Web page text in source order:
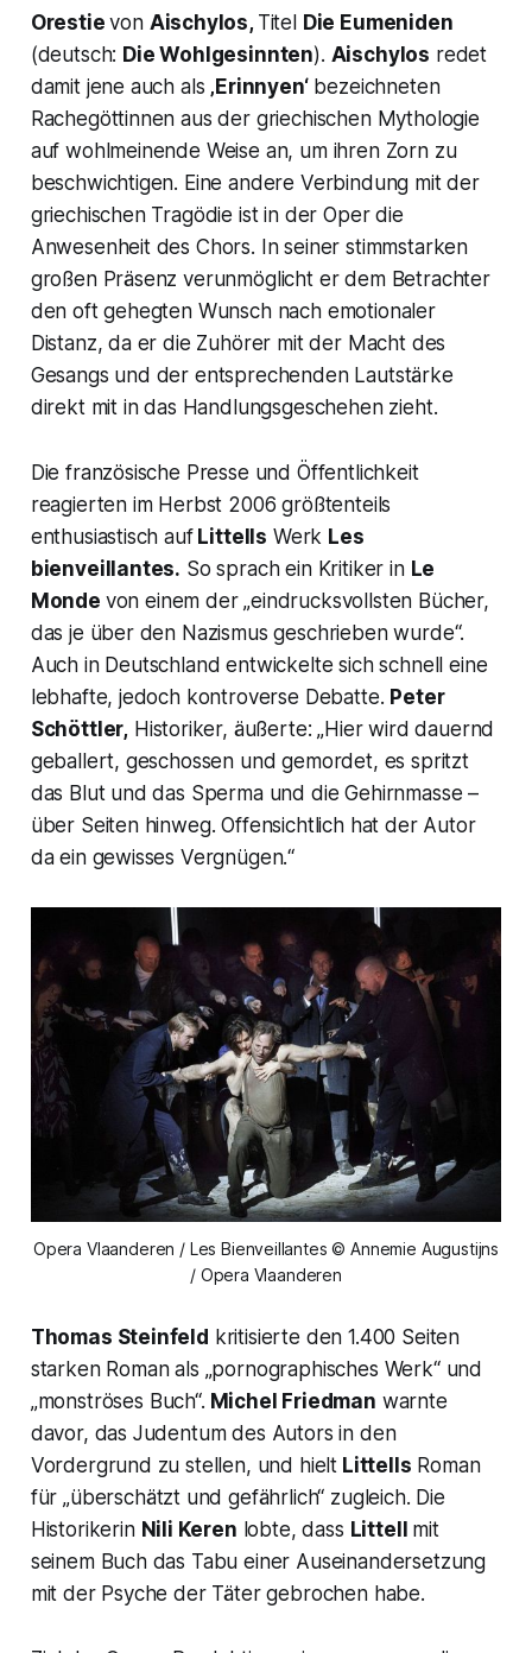
Orestie von Aischylos, Titel
Die Eumeniden
(deutsch: Die Wohlgesinnten). Aischylos redet
damit jene auch als ‚Erinnyen‘bezeichneten
Rachegöttinnen aus der griechischen Mythologie
auf wohlmeinende Weise an, um ihren Zorn zu
beschwichtigen. Eine andere Verbindung mit der
griechischen Tragödie ist in der Oper die
Anwesenheit des Chors. In seiner stimmstarken
großen Präsenz verunmöglicht er dem Betrachter
den oft gehegten Wunsch nach emotionaler
Distanz, da er die Zuhörer mit der Macht des
Gesangs und der entsprechenden Lautstärke
direkt mit in das Handlungsgeschehen zieht.
Die französische Presse und Öffentlichkeit
reagierten im Herbst 2006 größtenteils
enthusiastisch aufLittells Werk Les
bienveillantes. So sprach ein Kritiker in Le
Monde von einem der „eindrucksvollsten Bücher,
das je über den Nazismus geschrieben wurde“.
Auch in Deutschland entwickelte sich schnell eine
lebhafte, jedoch kontroverse Debatte. Peter
Schöttler, Historiker, äußerte:„Hier wird dauernd
geballert, geschossen und gemordet, es spritzt
das Blut und das Sperma und die Gehirnmasse –
über Seiten hinweg. Offensichtlich hat der Autor
da ein gewisses Vergnügen.“
Opera Vlaanderen / Les Bienveillantes © Annemie Augustijns
/ Opera Vlaanderen
Thomas Steinfeld kritisierte den 1.400 Seiten
starken Roman als „pornographisches Werk“und
„monströses Buch“. Michel Friedman warnte
davor, das Judentum des Autors in den
Vordergrund zu stellen, und hielt Littells Roman
für „überschätzt und gefährlich“ zugleich. Die
Historikerin Nili Keren lobte, dass Littell mit
seinem Buch das Tabu einer Auseinandersetzung
mit der Psyche der Täter gebrochen habe.